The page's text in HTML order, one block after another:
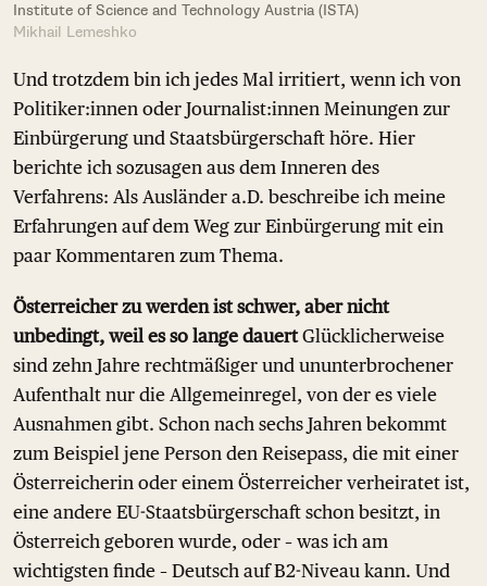
Institute of Science and Technology Austria (ISTA)
Mikhail Lemeshko
Und trotzdem bin ich jedes Mal irritiert, wenn ich von
Politiker:innen oder Journalist:innen Meinungen zur
Einbürgerung und Staatsbürgerschaft höre. Hier
berichte ich sozusagen aus dem Inneren des
Verfahrens: Als Ausländer a.D. beschreibe ich meine
Erfahrungen auf dem Weg zur Einbürgerung mit ein
paar Kommentaren zum Thema.
Österreicher zu werden ist schwer, aber nicht
unbedingt, weil es so lange dauertGlücklicherweise
sind zehn Jahre rechtmäßiger und ununterbrochener
Aufenthalt nur die Allgemeinregel, von der es viele
Ausnahmen gibt. Schon nach sechs Jahren bekommt
zum Beispiel jene Person den Reisepass, die mit einer
Österreicherin oder einem Österreicher verheiratet ist,
eine andere EU-Staatsbürgerschaft schon besitzt, in
Österreich geboren wurde, oder – was ich am
wichtigsten finde – Deutsch auf B2-Niveau kann. Und